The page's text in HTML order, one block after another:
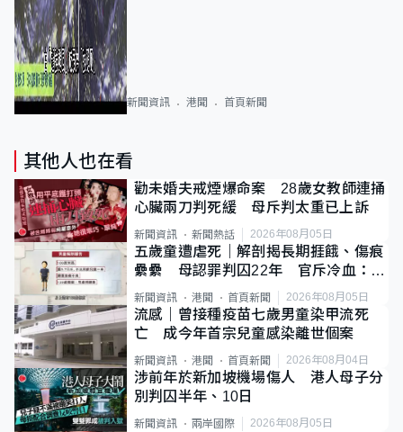
新聞資訊 港聞 首頁新聞
其他人也在看
勸未婚夫戒煙爆命案 28歲女教師連捅
心臟兩刀判死緩 母斥判太重已上訴
新聞資訊 新聞熱話 2026年08月05日
五歲童遭虐死｜解剖揭長期捱餓、傷痕
纍纍 母認罪判囚22年 官斥冷血：同
類案最惡劣
新聞資訊 港聞 首頁新聞 2026年08月05日
流感｜曾接種疫苗七歲男童染甲流死
亡 成今年首宗兒童感染離世個案
新聞資訊 港聞 首頁新聞 2026年08月04日
涉前年於新加坡機場傷人 港人母子分
別判囚半年、10日
新聞資訊 兩岸國際 2026年08月05日